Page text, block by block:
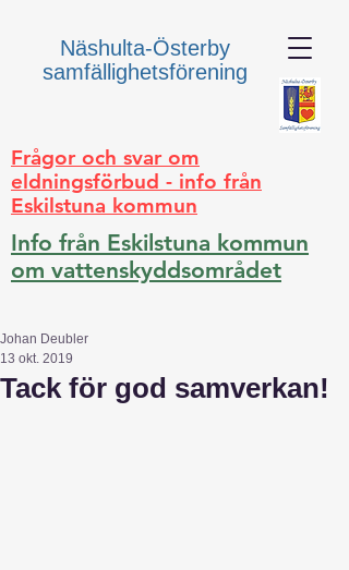
Näshulta-Österby
samfällighetsförening
Info från Eskilstuna kommun
om vattenskyddsområdet
Frågor och svar om
eldningsförbud - info från
Eskilstuna kommun
Tack för god samverkan!
Johan Deubler
13 okt. 2019